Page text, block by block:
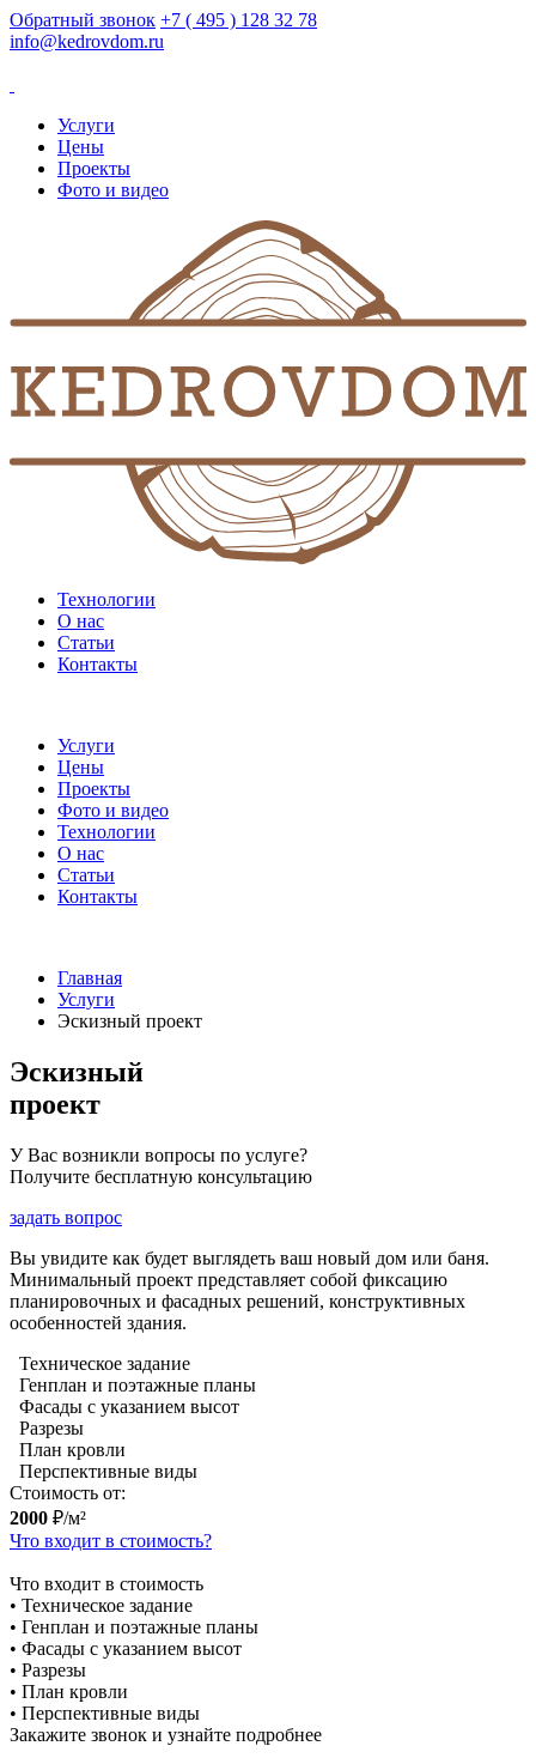
Обратный звонок +7 ( 495 ) 128 32 78
info@kedrovdom.ru
Услуги
Цены
Проекты
Фото и видео
Технологии
О нас
Статьи
Контакты
Услуги
Цены
Проекты
Фото и видео
Технологии
О нас
Статьи
Контакты
Главная
Услуги
Эскизный проект
Эскизный
проект
У Вас возникли вопросы по услуге?
Получите бесплатную консультацию
задать вопрос
Вы увидите как будет выглядеть ваш новый дом или баня.
Минимальный проект представляет собой фиксацию
планировочных и фасадных решений, конструктивных
особенностей здания.
Техническое задание
Генплан и поэтажные планы
Фасады с указанием высот
Разрезы
План кровли
Перспективные виды
Стоимость от:
2000 ₽/м²
Что входит в стоимость?
Что входит в стоимость
• Техническое задание
• Генплан и поэтажные планы
• Фасады с указанием высот
• Разрезы
• План кровли
• Перспективные виды
Закажите звонок и узнайте подробнее